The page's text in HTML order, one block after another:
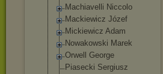
Machiavelli Niccolo
Mackiewicz Józef
Mickiewicz Adam
Nowakowski Marek
Orwell George
Piasecki Sergiusz